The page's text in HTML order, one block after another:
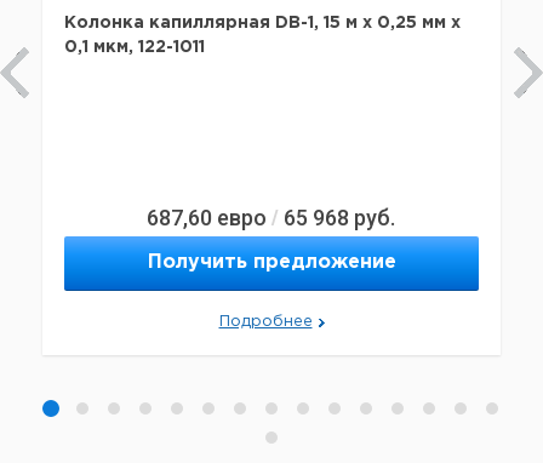
Колонка капиллярная DB-1, 15 м x 0,25 мм х
0,1 мкм, 122-1011
687,60 евро / 65 968 руб.
Получить предложение
Подробнее